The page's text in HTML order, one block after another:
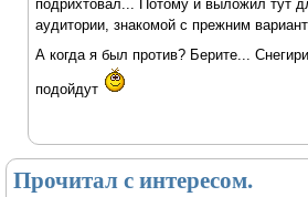
подрихтовал... Потому и выложил тут
аудитории, знакомой с прежним
А когда я был против? Берите...
подойдут
Прочитал с интересом.